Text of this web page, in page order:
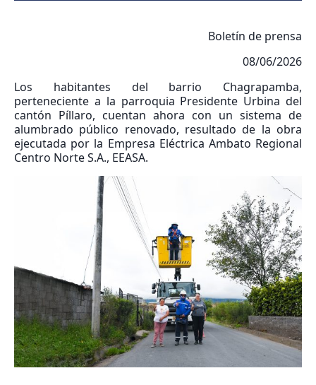
Boletín de prensa
08/06/2026
Los habitantes del barrio Chagrapamba,
perteneciente a la parroquia Presidente Urbina del
cantón Píllaro, cuentan ahora con un sistema de
alumbrado público renovado, resultado de la obra
ejecutada por la Empresa Eléctrica Ambato Regional
Centro Norte S.A., EEASA.